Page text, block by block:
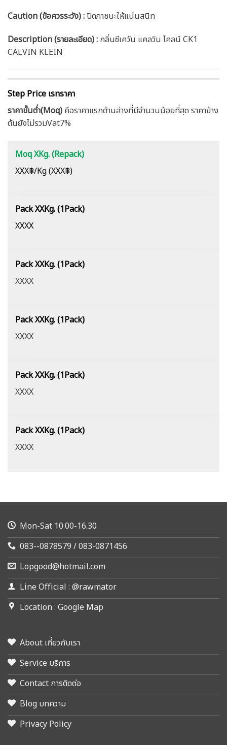
Caution(ข้อควรระวัง) :ปิดภาชนะให้แน่นสนิท
Description (รายละเอียด): กลิ่นซีเควัน แคลวิน ไคลน์ CK1
CALVIN KLEIN
Step Price เรทราคา
ราคาขั้นต่ำ(Moq) คือราคาแรกด้านล่างที่มีจำนวนน้อยที่สุด ราคาข้าง
ต้นยังไม่รวมVat7%
Moq XKg. (Repack)
XXX฿/Kg (XXX฿)
Pack XXKg. (1Pack)
XXXX
Pack XXKg. (1Pack)
XXXX
Pack XXKg. (1Pack)
XXXX
Pack XXKg. (1Pack)
XXXX
Pack XXKg. (1Pack)
XXXX
Mon-Sat 10.00-16.30
083--0878579 / 083-0871456
Lopgood@hotmail.com
Line Official : @rawmator
Location : Google Map
About เกี่ยวกับเรา
Service บริการ
Contact การติดต่อ
Blog บทความ
Privacy Policy